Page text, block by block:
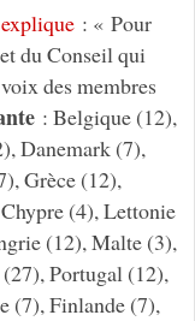
: « Pour
du Conseil qui
des membres
: Belgique (12),
Danemark (7),
Grèce (12),
(4), Lettonie
(12), Malte (3),
Portugal (12),
(7), Finlande (7),